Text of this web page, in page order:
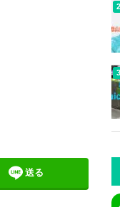
送る